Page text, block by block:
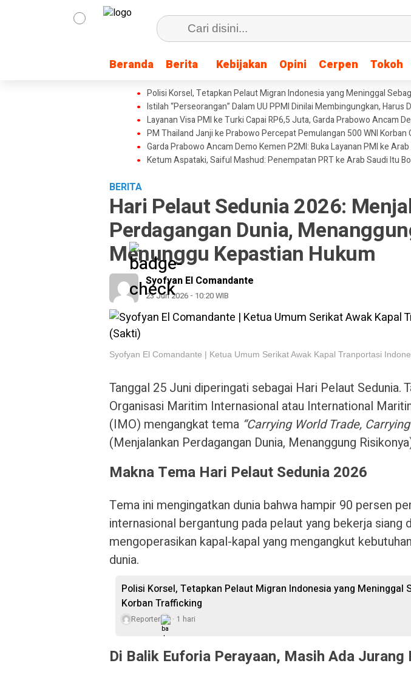
Beranda Berita Kebijakan Opini Cerpen Tokoh
Beranda Berita Kebijakan Opini Cerpen Tokoh
Polisi Korsel, Tetapkan Pelaut Migran Indonesia yang Meninggal
Istilah “Perseorangan” Dalam UU PPMI Dinilai Membingungkan, Harus
Layanan Visa PMI ke Turki Capai RP6,5 Juta, Garda Prabowo Ancam
PM Thailand Janji ke Prabowo Percepat Pemulangan 500 WNI Korban
Garda Prabowo Ancam Demo Kemen P2MI: Buka Layanan PMI ke
Ketum Aspataki, Saiful Mashud: Penempatan PRT ke Arab Saudi Itu
BERITA
Hari Pelaut Sedunia 2026:
Perdagangan Dunia,
Menunggu Kepastian Hukum
Syofyan El Comandante
23 Jun 2026 - 10:20 WIB
Syofyan El Comandante | Ketua Umum Serikat Awak Kapal Tranportasi
Tanggal 25 Juni diperingati sebagai Hari Pelaut Sedunia.
Organisasi Maritim Internasional atau International
(IMO) mengangkat tema “Carrying World Trade,
(Menjalankan Perdagangan Dunia, Menanggung
Makna Tema Hari Pelaut Sedunia 2026
Tema ini mengingatkan dunia bahwa hampir 90 persen
internasional bergantung pada pelaut yang bekerja siang
mengoperasikan kapal-kapal yang mengangkut
dunia.
Polisi Korsel, Tetapkan Pelaut Migran Indonesia yang Meninggal
Korban Trafficking
Reporter 1 hari
Di Balik Euforia Perayaan, Masih Ada Jurang